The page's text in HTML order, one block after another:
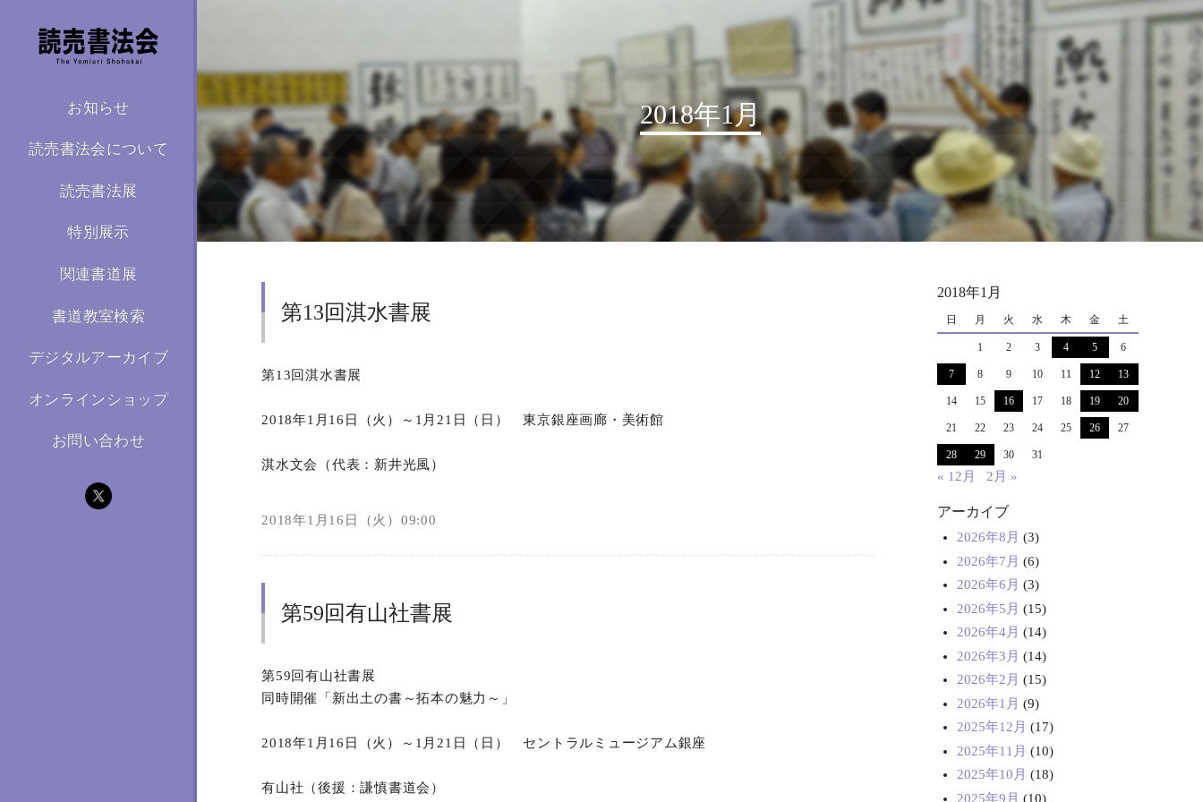
お知らせ
読売書法会について
読売書法展
特別展示
関連書道展
書道教室検索
デジタルアーカイブ
オンラインショップ
お問い合わせ
2018年1月
第13回淇水書展
第13回淇水書展
2018年1月16日（火）～1月21日（日） 東京銀座画廊・美術館
淇水文会（代表：新井光風）
2018年1月16日（火）09:00
第59回有山社書展
第59回有山社書展
同時開催「新出土の書～拓本の魅力～」
2018年1月16日（火）～1月21日（日） セントラルミュージアム銀座
有山社（後援：謙慎書道会）
2018年1月
日 月 火 水 木 金 土
1 2 3 4 5 6
7 8 9 10 11 12 13
14 15 16 17 18 19 20
21 22 23 24 25 26 27
28 29 30 31
« 12月 2月 »
アーカイブ
2026年8月 (3)
2026年7月 (6)
2026年6月 (3)
2026年5月 (15)
2026年4月 (14)
2026年3月 (14)
2026年2月 (15)
2026年1月 (9)
2025年12月 (17)
2025年11月 (10)
2025年10月 (18)
2025年9月 (10)
お知らせ
読売書法会について
読売書法展